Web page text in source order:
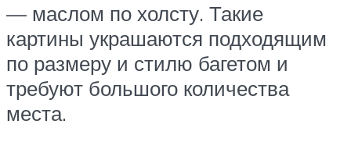
— маслом по холсту. Такие
картины украшаются подходящим
по размеру и стилю багетом и
требуют большого количества
места.